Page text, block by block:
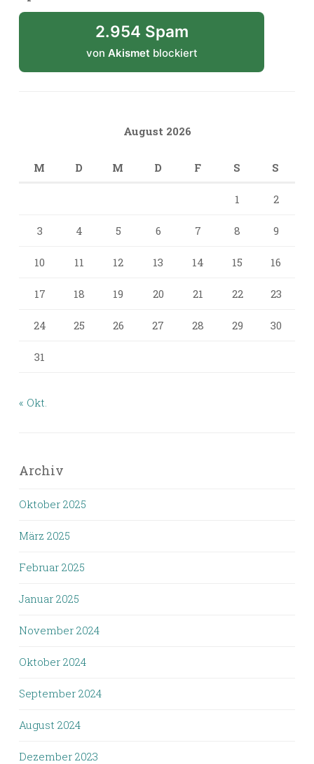
2.954 Spam
von Akismet blockiert
August 2026
M D M D F S S
1 2
3 4 5 6 7 8 9
10 11 12 13 14 15 16
17 18 19 20 21 22 23
24 25 26 27 28 29 30
31
« Okt.
Archiv
Oktober 2025
März 2025
Februar 2025
Januar 2025
November 2024
Oktober 2024
September 2024
August 2024
Dezember 2023